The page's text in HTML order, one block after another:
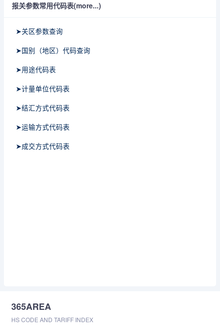
报关参数常用代码表(more...)
➤关区参数查询
➤国别（地区）代码查询
➤用途代码表
➤计量单位代码表
➤结汇方式代码表
➤运输方式代码表
➤成交方式代码表
365AREA
HS CODE AND TARIFF INDEX